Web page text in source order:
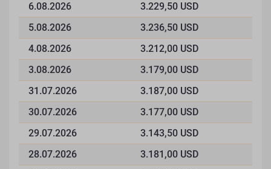
6.08.2026
3.229,50 USD
5.08.2026
3.236,50 USD
4.08.2026
3.212,00 USD
3.08.2026
3.179,00 USD
31.07.2026
3.187,00 USD
30.07.2026
3.177,00 USD
29.07.2026
3.143,50 USD
28.07.2026
3.181,00 USD